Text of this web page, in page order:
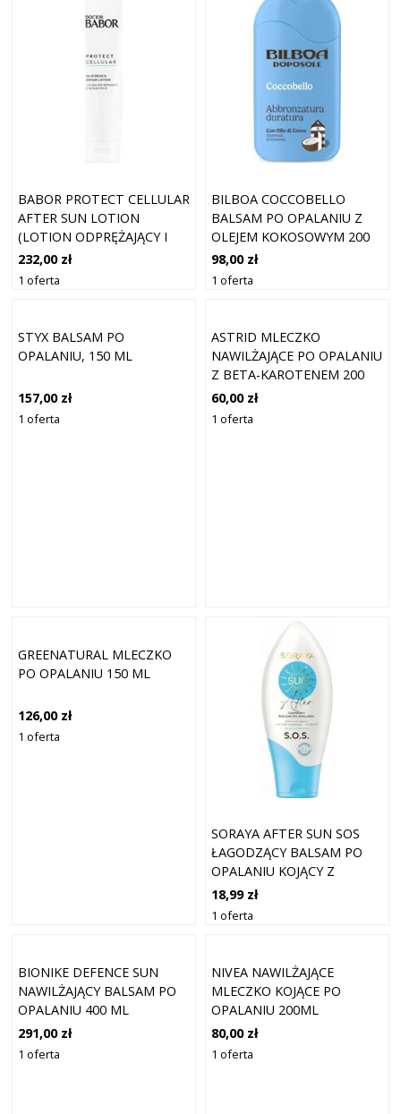
BABOR PROTECT CELLULAR
AFTER SUN LOTION
(LOTION ODPRĘŻAJĄCY I
REGENERUJĄCY) 150 ML
232,00 zł
1 oferta
BILBOA COCCOBELLO
BALSAM PO OPALANIU Z
OLEJEM KOKOSOWYM 200
ML
98,00 zł
1 oferta
STYX BALSAM PO
OPALANIU, 150 ML
157,00 zł
1 oferta
ASTRID MLECZKO
NAWILŻAJĄCE PO OPALANIU
Z BETA-KAROTENEM 200
ML
60,00 zł
1 oferta
GREENATURAL MLECZKO
PO OPALANIU 150 ML
126,00 zł
1 oferta
SORAYA AFTER SUN SOS
ŁAGODZĄCY BALSAM PO
OPALANIU KOJĄCY Z
PANTENOLEM 125ML
18,99 zł
1 oferta
BIONIKE DEFENCE SUN
NAWILŻAJĄCY BALSAM PO
OPALANIU 400 ML
291,00 zł
1 oferta
NIVEA NAWILŻAJĄCE
MLECZKO KOJĄCE PO
OPALANIU 200ML
80,00 zł
1 oferta